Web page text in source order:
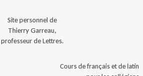
Site personnel de
Thierry Garreau,
professeur de Lettres.
Cours de français et de latin